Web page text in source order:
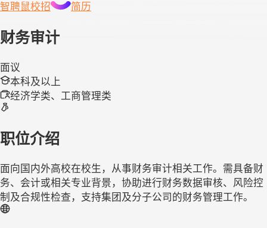
智聘鼠校招 简历
财务审计
面议
本科及以上
经济学类、工商管理类
职位介绍
面向国内外高校在校生，从事财务审计相关工作。需具备财
务、会计或相关专业背景，协助进行财务数据审核、风险控
制及合规性检查，支持集团及分子公司的财务管理工作。